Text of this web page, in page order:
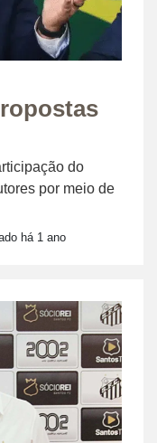
do
por meio de
há 1 ano